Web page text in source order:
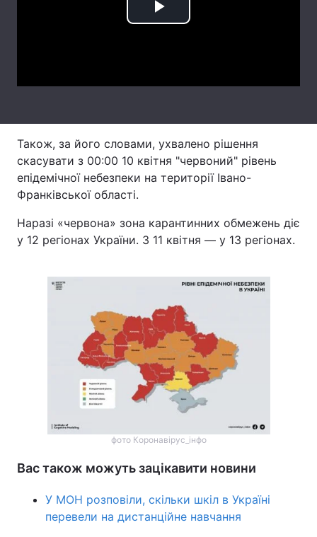
Play
Також, за його словами, ухвалено рішення
скасувати з 00:00 10 квітня "червоний" рівень
епідемічної небезпеки на території Івано-
Франківської області.
Наразі «червона» зона карантинних обмежень діє
у 12 регіонах України. З 11 квітня — у 13 регіонах.
фото Коронавірус_інфо
Вас також можуть зацікавити новини
У МОН розповіли, скільки шкіл в Україні
перевели на дистанційне навчання